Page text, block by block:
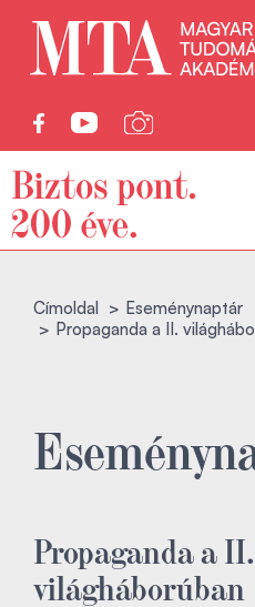
Címoldal
Eseménynaptár
Propaganda a II.
Propaganda a II.
világháborúban